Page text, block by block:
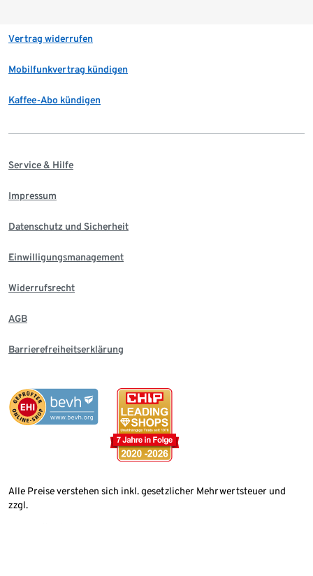
Vertrag widerrufen
Mobilfunkvertrag kündigen
Kaffee-Abo kündigen
Service & Hilfe
Impressum
Datenschutz und Sicherheit
Einwilligungsmanagement
Widerrufsrecht
AGB
Barrierefreiheitserklärung
Alle Preise verstehen sich inkl. gesetzlicher Mehrwertsteuer und
zzgl.